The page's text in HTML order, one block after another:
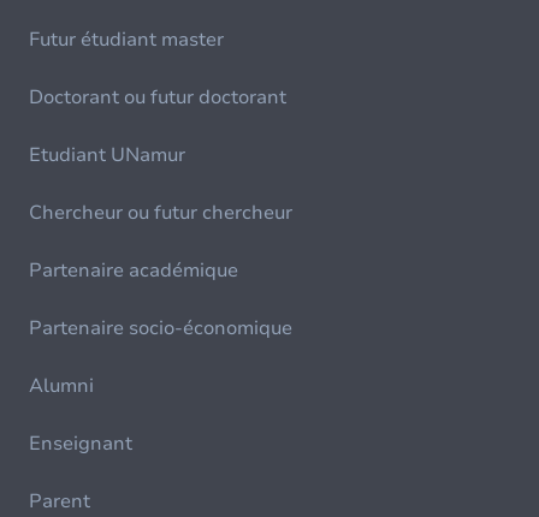
Futur étudiant master
Doctorant ou futur doctorant
Etudiant UNamur
Chercheur ou futur chercheur
Partenaire académique
Partenaire socio-économique
Alumni
Enseignant
Parent